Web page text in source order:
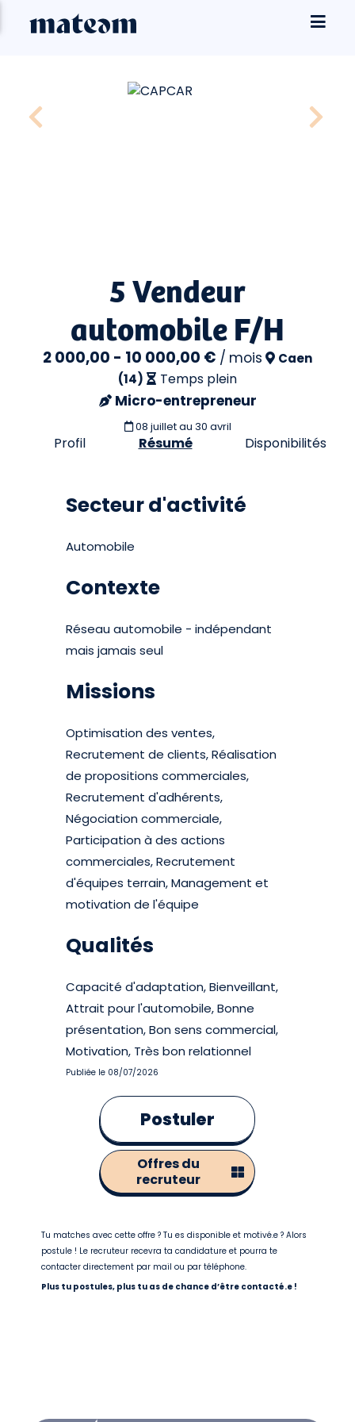
5 Vendeur
automobile F/H
2 000,00 - 10 000,00 € / mois
Caen
(14)
Temps plein
Micro-entrepreneur
08 juilletau 30 avril
Profil Résumé Disponibilités
Secteur d'activité
Automobile
Contexte
Réseau automobile - indépendant
mais jamais seul
Missions
Optimisation des ventes,
Recrutement de clients, Réalisation
de propositions commerciales,
Recrutement d'adhérents,
Négociation commerciale,
Participation à des actions
commerciales, Recrutement
d'équipes terrain, Management et
motivation de l'équipe
Qualités
Capacité d'adaptation, Bienveillant,
Attrait pour l'automobile, Bonne
présentation, Bon sens commercial,
Motivation, Très bon relationnel
Publiée le 08/07/2026
Postuler
Offres du
recruteur
Tu matches avec cette offre ? Tu es disponible et motivé.e ? Alors
postule ! Le recruteur recevra ta candidature et pourra te
contacter directement par mail ou par téléphone.
Plus tu postules, plus tu as de chance d’être contacté.e !